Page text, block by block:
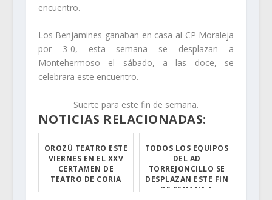
encuentro.
Los Benjamines ganaban en casa al CP Moraleja
por 3-0, esta semana se desplazan a
Montehermoso el sábado, a las doce, se
celebrara este encuentro.
Suerte para este fin de semana.
NOTICIAS RELACIONADAS:
OROZÚ TEATRO ESTE
VIERNES EN EL XXV
CERTAMEN DE
TEATRO DE CORIA
TODOS LOS EQUIPOS
DEL AD
TORREJONCILLO SE
DESPLAZAN ESTE FIN
DE SEMANA A